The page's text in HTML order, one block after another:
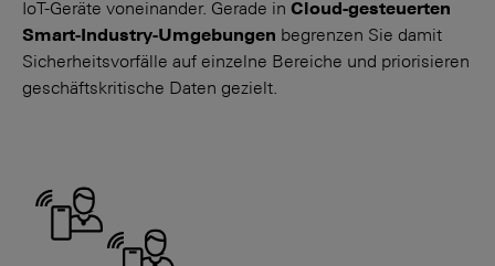
IoT-Geräte von­einander. Gerade in Cloud-gesteuerten
Smart-Industry-Umge­bungen begrenzen Sie damit
Sicherheits­vorfälle auf einzelne Bereiche und priorisieren
geschäfts­kritische Daten gezielt.